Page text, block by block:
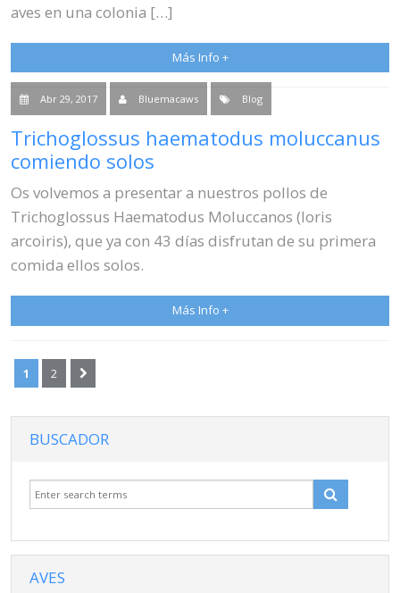
aves en una colonia […]
Más Info +
Abr 29, 2017 Bluemacaws Blog
Trichoglossus haematodus moluccanus
comiendo solos
Os volvemos a presentar a nuestros pollos de
Trichoglossus Haematodus Moluccanos (loris
arcoiris), que ya con 43 días disfrutan de su primera
comida ellos solos.
Más Info +
1 2
BUSCADOR
AVES